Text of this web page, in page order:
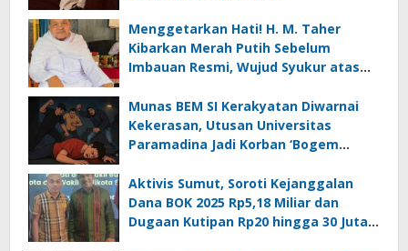
Menggetarkan Hati! H. M. Taher
Kibarkan Merah Putih Sebelum
Imbauan Resmi, Wujud Syukur atas
Munas BEM SI Kerakyatan Diwarnai
Kekerasan, Utusan Universitas
Paramadina Jadi Korban ‘Bogem
Aktivis Sumut, Soroti Kejanggalan
Dana BOK 2025 Rp5,18 Miliar dan
Dugaan Kutipan Rp20 hingga 30 Juta